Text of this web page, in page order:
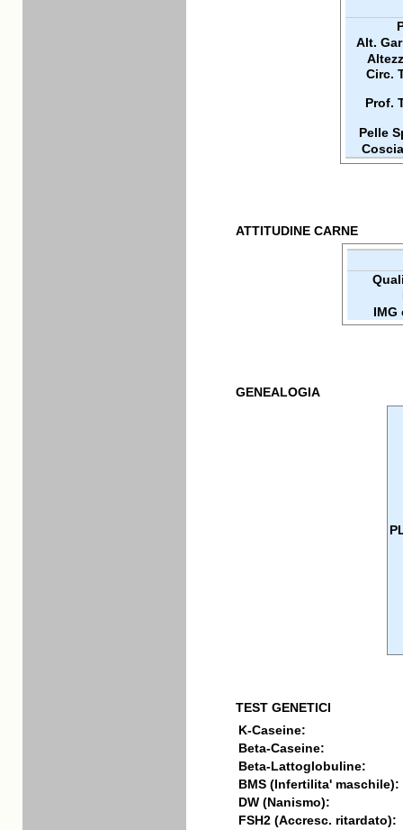
Alt.
Circ.
Prof.
Pelle
ATTITUDINE CARNE
IMG
GENEALOGIA
TEST GENETICI
K-Caseine:
Beta-Caseine:
Beta-Lattoglobuline:
BMS (Infertilita' maschile):
DW (Nanismo):
FSH2 (Accresc. ritardato):